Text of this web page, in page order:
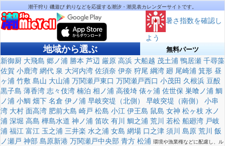
潮干狩り 磯遊び 釣りなどを応援する潮汐・潮見表カレンダーサイトです。
暑さ指数を確認し
よう
地域から選ぶ 無料パーツ
新御厨 大飛島 郷ノ浦 勝本 芦辺 厳原 高浜 大船越 茂土浦 鴨居瀬 千尋藻
佐賀 小鹿湾 網代 泉 大河内湾 佐須奈 伊奈 狩尾 綱湾 廻 尾崎浦 箕形 昼
ヶ浦 竹敷 島山 大山浦 万関瀬戸東口 万関瀬戸西口 小茂田 久根浜 豆酘
黒子島 薄香湾 志々伎湾 楠泊 相ノ浦 高後埼 俵ヶ浦 佐世保 巣喰ノ浦 鯛
ノ浦 小鯛 畑下 名倉 伊ノ浦 早岐突堤（北側） 早岐突堤（南側）
小串
湾 大村 面高湾 肥前大島 崎戸 松島 小江 伊王島 鼠島 女神 松ヶ枝 水ノ
浦 深堀 高島 樺島水道 神ノ浦 笛吹 有川 鯛之浦 荒川 若松 船廻湾 戸岐
浦 福江 富江 玉之浦 三井楽 水之浦 女島 網場 口之津 須川 島原 荒川 飯
ノ瀬戸 神部 島原新港 万関瀬戸中央部 青方 松浦 環境や漁業権などに配慮し、ル